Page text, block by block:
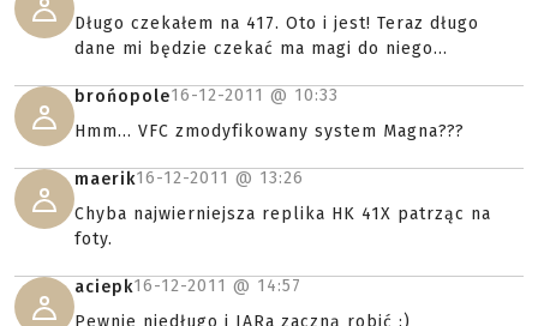
Długo czekałem na 417. Oto i jest! Teraz długo
dane mi będzie czekać ma magi do niego...
brońopole16-12-2011 @ 10:33
Hmm... VFC zmodyfikowany system Magna???
maerik16-12-2011 @ 13:26
Chyba najwierniejsza replika HK 41X patrząc na
foty.
aciepk16-12-2011 @ 14:57
Pewnie niedługo i IARa zaczną robić :)